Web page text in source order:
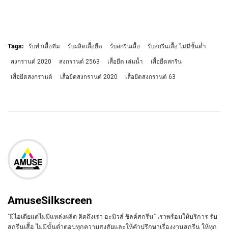
Tags: รับทำเสื้อทีม รับผลิตเสื้อยืด รับสกรีนเสื้อ รับสกรีนเสื้อ ไม่มีขั้นต่ำ
สงกรานต์ 2020 สงกรานต์ 2563 เสื้อยืด เล่นน้ำ เสื้อยืดสกรีน
เสื้อยืดสงกรานต์‬ เสื้อยืดสงกรานต์ 2020 เสื้อยืดสงกรานต์ 63
AmuseSilkscreen
"มีไอเดียแต่ไม่มีแหล่งผลิต คิดถึงเรา อะมิวส์ ซิลค์สกรีน" เราพร้อมให้บริการ รับ
สกรีนเสื้อ ไม่มีขั้นต่ำตอบทุกความสงสัยและให้คำปรึกษาเรื่องงานสกรีน ให้ทุก